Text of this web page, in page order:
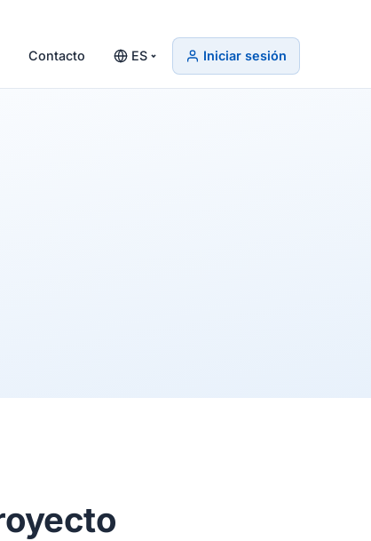
Contacto ES Iniciar sesión